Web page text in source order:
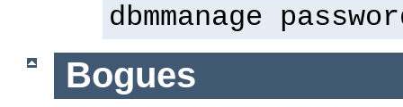
dbmmanage
Bogues